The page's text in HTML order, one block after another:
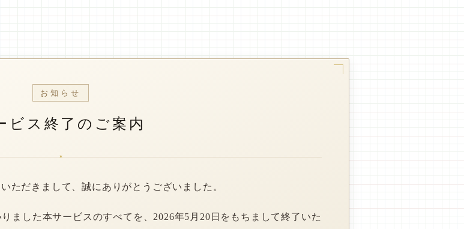
お知らせ
ビス終了のご案内
*
ただきまして、誠にありがとうございました。
ました本サービスのすべてを、2026年5月20日をもちまして終了いた